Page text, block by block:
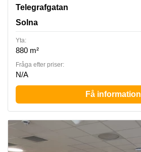
Solna, Telegrafgatan 4, Solna
Telegrafgatan
Solna
Yta:
880 m²
Fråga efter priser:
N/A
Få information